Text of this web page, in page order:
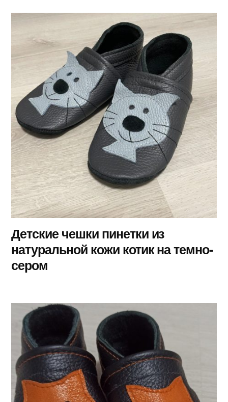
Детские чешки пинетки из
натуральной кожи котик на темно-
сером